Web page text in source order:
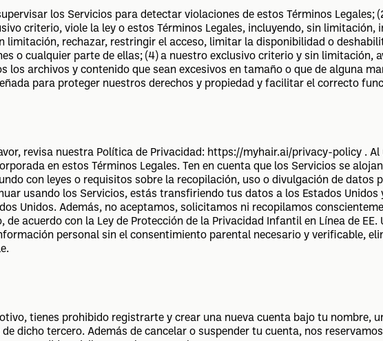
los Servicios para detectar violaciones de estos Términos Legales;
criterio, viole la ley o estos Términos Legales, incluyendo, sin limitación,
limitación, rechazar, restringir el acceso, limitar la disponibilidad o
o cualquier parte de ellas; (4) a nuestro exclusivo criterio y sin limitación,
archivos y contenido que sean excesivos en tamaño o que de alguna
para proteger nuestros derechos y propiedad y facilitar el correcto
revisa nuestra Política de Privacidad: https://myhair.ai/privacy-policy . Al
en estos Términos Legales. Ten en cuenta que los Servicios se
con leyes o requisitos sobre la recopilación, uso o divulgación de datos
usando los Servicios, estás transfiriendo tus datos a los Estados Unidos
Unidos. Además, no aceptamos, solicitamos ni recopilamos
acuerdo con la Ley de Protección de la Privacidad Infantil en Línea de EE.
personal sin el consentimiento parental necesario y verificable,
tienes prohibido registrarte y crear una nueva cuenta bajo tu nombre,
dicho tercero. Además de cancelar o suspender tu cuenta, nos